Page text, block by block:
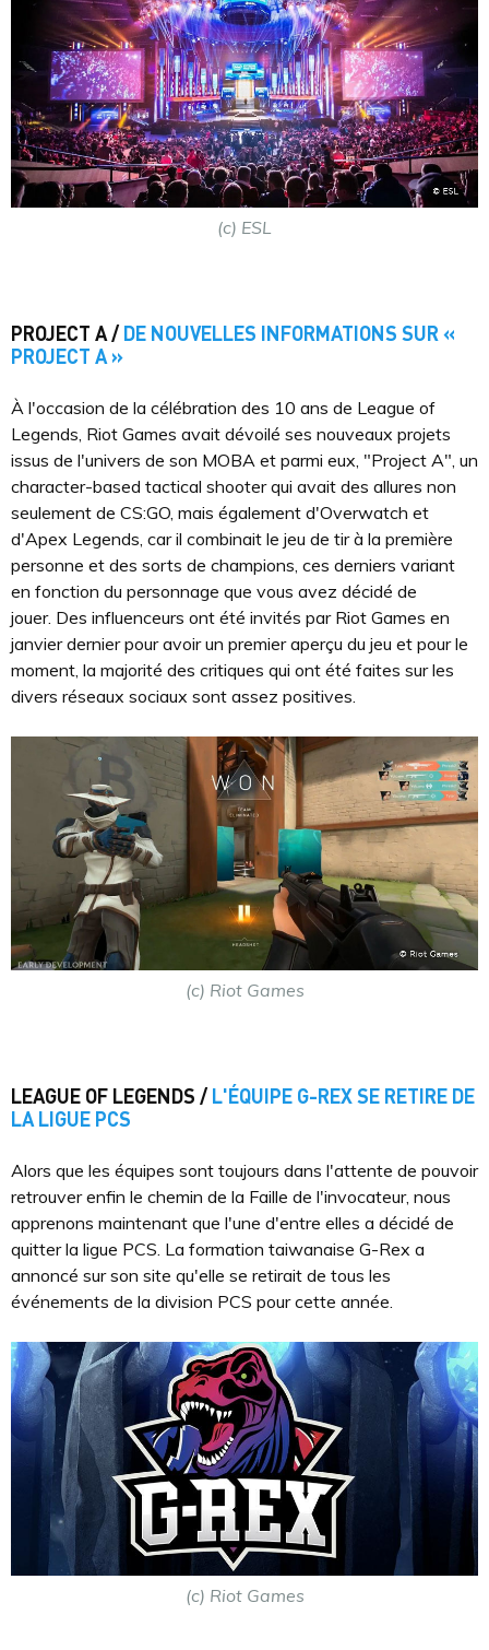
(c) ESL
PROJECT A / DE NOUVELLES INFORMATIONS SUR «
PROJECT A »
À l'occasion de la célébration des 10 ans de League of
Legends, Riot Games avait dévoilé ses nouveaux projets
issus de l'univers de son MOBA et parmi eux, "Project A", un
character-based tactical shooter qui avait des allures non
seulement de CS:GO, mais également d'Overwatch et
d'Apex Legends, car il combinait le jeu de tir à la première
personne et des sorts de champions, ces derniers variant
en fonction du personnage que vous avez décidé de
jouer. Des influenceurs ont été invités par Riot Games en
janvier dernier pour avoir un premier aperçu du jeu et pour le
moment, la majorité des critiques qui ont été faites sur les
divers réseaux sociaux sont assez positives.
(c) Riot Games
LEAGUE OF LEGENDS / L'ÉQUIPE G-REX SE RETIRE DE
LA LIGUE PCS
Alors que les équipes sont toujours dans l'attente de pouvoir
retrouver enfin le chemin de la Faille de l'invocateur, nous
apprenons maintenant que l'une d'entre elles a décidé de
quitter la ligue PCS. La formation taiwanaise G-Rex a
annoncé sur son site qu'elle se retirait de tous les
événements de la division PCS pour cette année.
(c) Riot Games